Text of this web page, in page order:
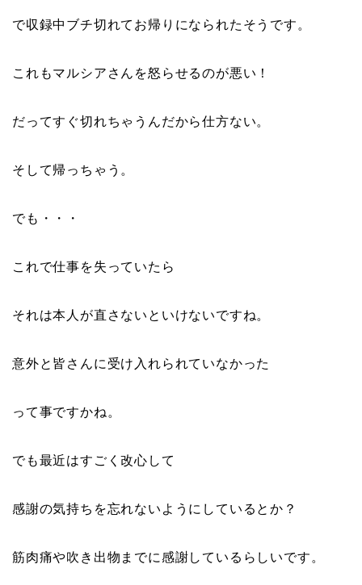
で収録中ブチ切れてお帰りになられたそうです。
これもマルシアさんを怒らせるのが悪い！
だってすぐ切れちゃうんだから仕方ない。
そして帰っちゃう。
でも・・・
これで仕事を失っていたら
それは本人が直さないといけないですね。
意外と皆さんに受け入れられていなかった
って事ですかね。
でも最近はすごく改心して
感謝の気持ち を忘れないようにしているとか？
筋肉痛や吹き出物までに感謝しているらしいです。